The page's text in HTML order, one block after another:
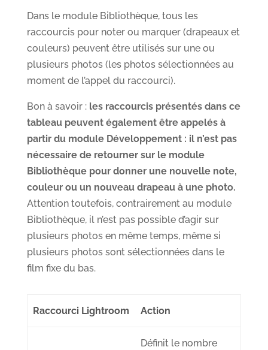
Dans le module Bibliothèque, tous les
raccourcis pour noter ou marquer (drapeaux et
couleurs) peuvent être utilisés sur une ou
plusieurs photos (les photos sélectionnées au
moment de l’appel du raccourci).
Bon à savoir :les raccourcis présentés dans ce
tableau peuvent également être appelés à
partir du module Développement : il n’est pas
nécessaire de retourner sur le module
Bibliothèque pour donner une nouvelle note,
couleur ou un nouveau drapeau à une photo.
Attention toutefois, contrairement au module
Bibliothèque, il n’est pas possible d’agir sur
plusieurs photos en même temps, même si
plusieurs photos sont sélectionnées dans le
film fixe du bas.
Raccourci Lightroom Action
Définit le nombre